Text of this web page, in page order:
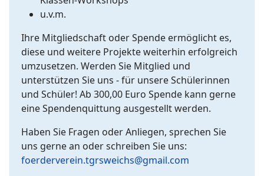
u.v.m.
Ihre Mitgliedschaft oder Spende ermöglicht es,
diese und weitere Projekte weiterhin erfolgreich
umzusetzen. Werden Sie Mitglied und
unterstützen Sie uns - für unsere Schülerinnen
und Schüler! Ab 300,00 Euro Spende kann gerne
eine Spendenquittung ausgestellt werden.
Haben Sie Fragen oder Anliegen, sprechen Sie
uns gerne an oder schreiben Sie uns:
foerderverein.tgrsweichs@gmail.com